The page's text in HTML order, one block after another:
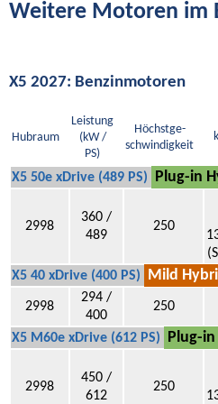
Weitere Motoren im
X5 2027: Benzinmotoren
Hubraum
Leistung
(kW /
PS)
Höchstge-
schwindigkeit
X5 50e xDrive (489 PS) Plug-in
2998
360 /
489
250
X5 40 xDrive (400 PS) Mild
2998
294 /
400
250
X5 M60e xDrive (612 PS)
Plug-
2998
450 /
612
250